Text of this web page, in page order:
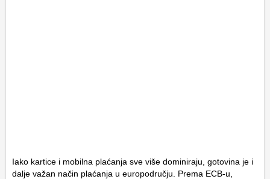
Iako kartice i mobilna plaćanja sve više dominiraju, gotovina je i
dalje važan način plaćanja u europodručju. Prema ECB-u,